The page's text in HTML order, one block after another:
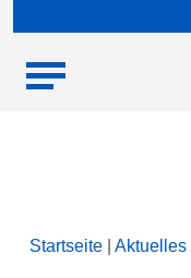
Startseite Aktuelles